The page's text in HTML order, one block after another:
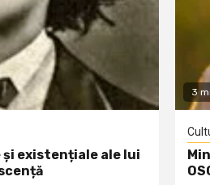
existențiale ale lui
3